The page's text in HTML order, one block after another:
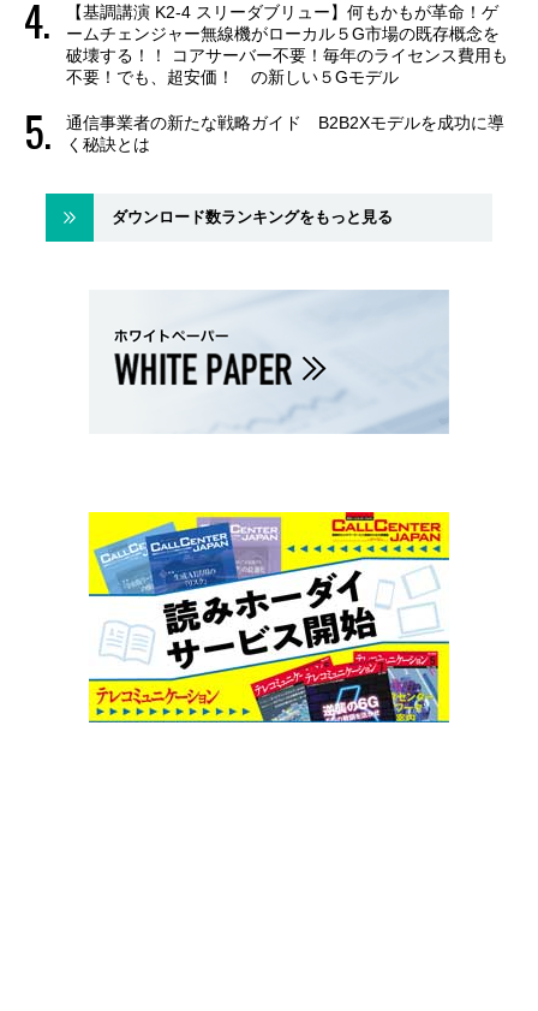
【基調講演 K2-4 スリーダブリュー】何もかもが革命！ゲ
ームチェンジャー無線機がローカル５G市場の既存概念を
破壊する！！ コアサーバー不要！毎年のライセンス費用も
不要！でも、超安価！ の新しい５Gモデル
通信事業者の新たな戦略ガイド B2B2Xモデルを成功に導
く秘訣とは
ダウンロード数ランキングをもっと見る